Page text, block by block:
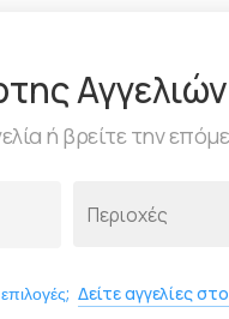
ή βρείτε την
Δείτε αγγελίες